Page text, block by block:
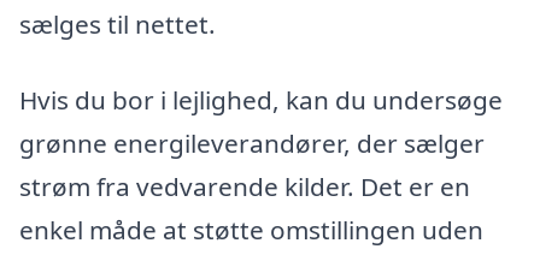
sælges til nettet.
Hvis du bor i lejlighed, kan du undersøge
grønne energileverandører, der sælger
strøm fra vedvarende kilder. Det er en
enkel måde at støtte omstillingen uden